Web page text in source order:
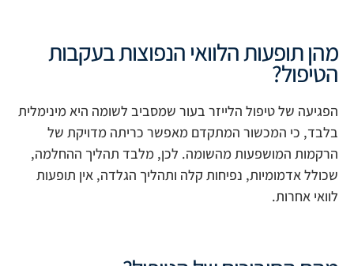
מהן תופעות הלוואי הנפוצות בעקבות
הטיפול?
הפגיעה של טיפול הלייזר בעור שמסביב לשומה היא מינימלית
בלבד, כי המכשור המתקדם מאפשר כריתה מדויקת של
הרקמות המושפעות מהשומה. לכן, מלבד תהליך ההחלמה,
שכולל אדמומיות, נפיחות קלה ותהליך הגלדה, אין תופעות
לוואי אחרות.